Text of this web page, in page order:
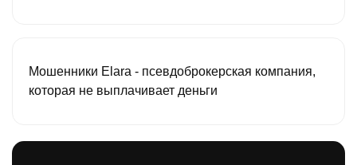
Мошенники Elara - псевдоброкерская компания,
которая не выплачивает деньги